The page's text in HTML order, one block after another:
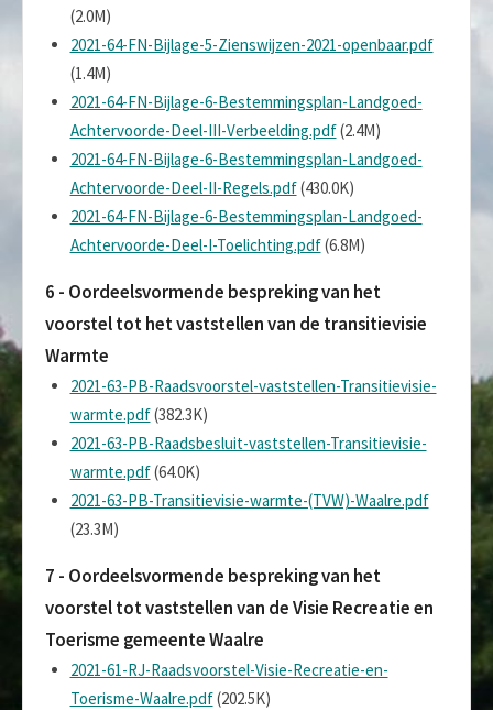
(2.0M)
2021-64-FN-Bijlage-5-Zienswijzen-2021-openbaar.pdf
(1.4M)
2021-64-FN-Bijlage-6-Bestemmingsplan-Landgoed-
Achtervoorde-Deel-III-Verbeelding.pdf(2.4M)
2021-64-FN-Bijlage-6-Bestemmingsplan-Landgoed-
Achtervoorde-Deel-II-Regels.pdf(430.0K)
2021-64-FN-Bijlage-6-Bestemmingsplan-Landgoed-
Achtervoorde-Deel-I-Toelichting.pdf(6.8M)
6 - Oordeelsvormende bespreking van het
voorstel tot het vaststellen van de transitievisie
Warmte
2021-63-PB-Raadsvoorstel-vaststellen-Transitievisie-
warmte.pdf(382.3K)
2021-63-PB-Raadsbesluit-vaststellen-Transitievisie-
warmte.pdf(64.0K)
2021-63-PB-Transitievisie-warmte-(TVW)-Waalre.pdf
(23.3M)
7 - Oordeelsvormende bespreking van het
voorstel tot vaststellen van de Visie Recreatie en
Toerisme gemeente Waalre
2021-61-RJ-Raadsvoorstel-Visie-Recreatie-en-
Toerisme-Waalre.pdf(202.5K)